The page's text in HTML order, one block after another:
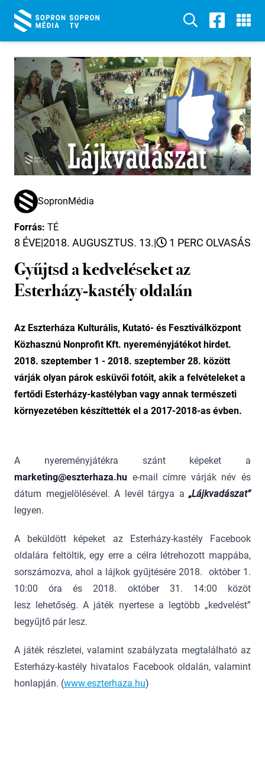
SopronMédia
Forrás: TÉ
8 ÉVE|2018. AUGUSZTUS. 13.| 1 PERC OLVASÁS
Gyűjtsd a kedveléseket az
Esterházy-kastély oldalán
Az Eszterháza Kulturális, Kutató- és Fesztiválközpont
Közhasznú Nonprofit Kft. nyereményjátékot hirdet.
2018. szeptember 1 - 2018. szeptember 28. között
várják olyan párok esküvői fotóit, akik a felvételeket a
fertődi Esterházy-kastélyban vagy annak természeti
környezetében készíttették el a 2017-2018-as évben.
A nyereményjátékra szánt képeket a
marketing@eszterhaza.hu e-mail címre várják név és
dátum megjelölésével. A levél tárgya a „Lájkvadászat”
legyen.
A beküldött képeket az Esterházy-kastély Facebook
oldalára feltöltik, egy erre a célra létrehozott mappába,
sorszámozva, ahol a lájkok gyűjtésére 2018. október 1.
10:00 óra és 2018. október 31. 14:00 közöt
lesz lehetőség. A játék nyertese a legtöbb „kedvelést”
begyűjtő pár lesz.
A játék részletei, valamint szabályzata megtalálható az
Esterházy-kastély hivatalos Facebook oldalán, valamint
honlapján. (www.eszterhaza.hu)